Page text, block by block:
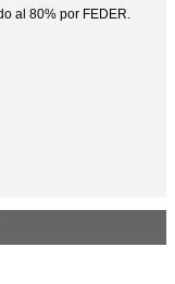
al 80% por FEDER.